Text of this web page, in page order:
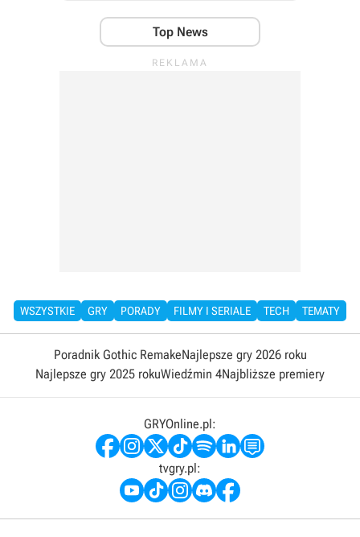
Top News
WSZYSTKIE GRY PORADY FILMY I SERIALE TECH TEMATY
Poradnik Gothic RemakeNajlepsze gry 2026 roku
Najlepsze gry 2025 rokuWiedźmin 4Najbliższe premiery
GRYOnline.pl:
tvgry.pl: